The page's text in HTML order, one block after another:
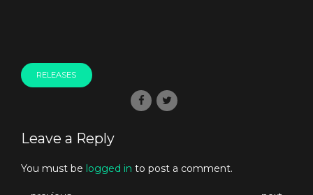
RELEASES
Leave a Reply
You must be logged in to post a comment.